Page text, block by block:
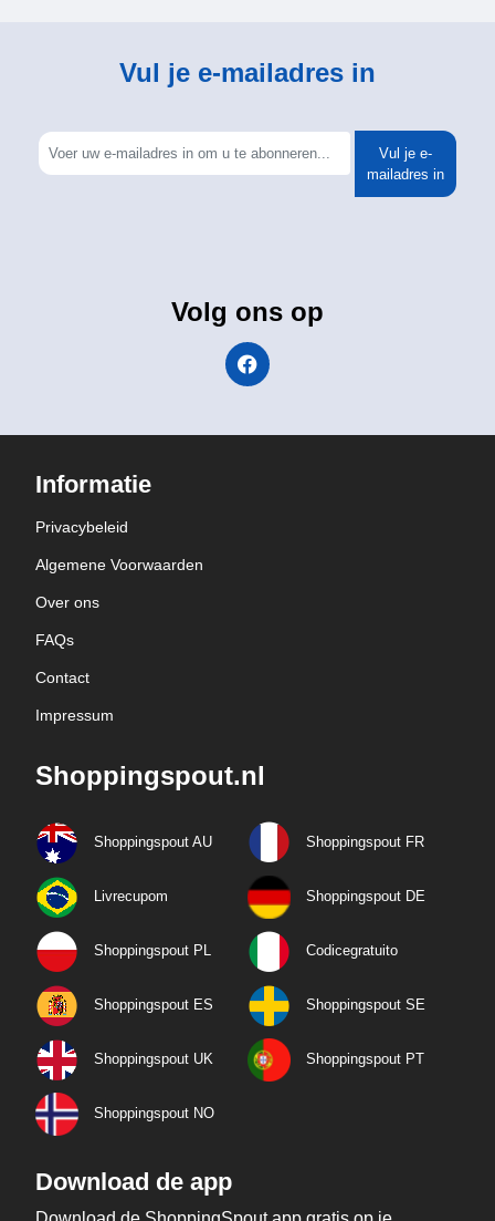
Vul je e-mailadres in
Vul je e-
mailadres in
Volg ons op
Informatie
Privacybeleid
Algemene Voorwaarden
Over ons
FAQs
Contact
Impressum
Shoppingspout.nl
Shoppingspout AU Shoppingspout FR
Livrecupom Shoppingspout DE
Shoppingspout PL Codicegratuito
Shoppingspout ES Shoppingspout SE
Shoppingspout UK Shoppingspout PT
Shoppingspout NO
Download de app